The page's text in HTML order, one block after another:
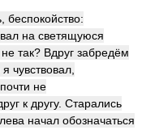
беспокойство:
на светящуюся
так? Вдруг забредём
чувствовал,
не
к другу. Старались
начал обозначаться